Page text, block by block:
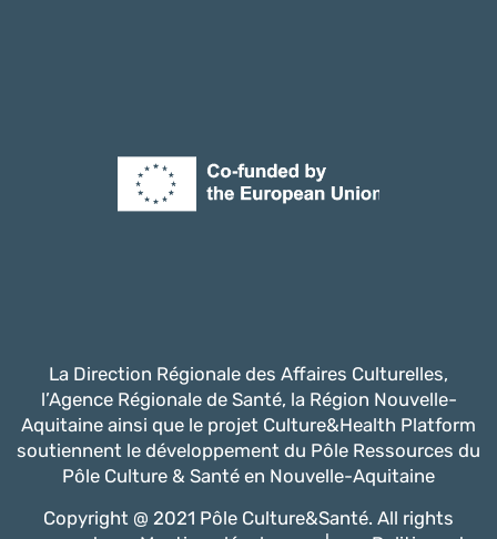
La Direction Régionale des Affaires Culturelles,
l’Agence Régionale de Santé, la Région Nouvelle-
Aquitaine ainsi que le projet Culture&Health Platform
soutiennent le développement du Pôle Ressources du
Pôle Culture & Santé en Nouvelle-Aquitaine
Copyright @ 2021 Pôle Culture&Santé. All rights